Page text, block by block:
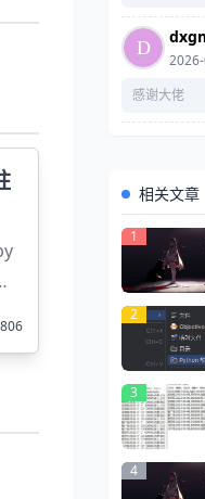
感谢大佬
相关文章
1
2
3
4